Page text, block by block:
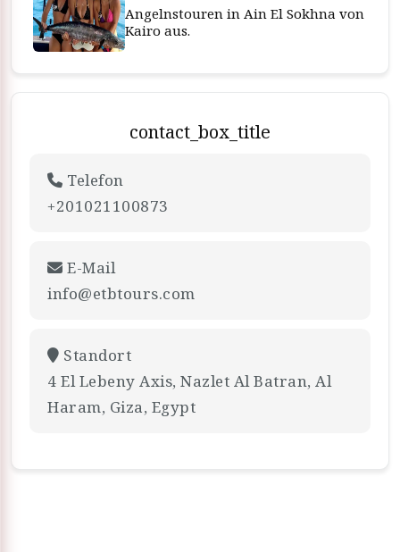
Angelnstouren in Ain El Sokhna von
Kairo aus.
contact_box_title
Telefon
+201021100873
E-Mail
info@etbtours.com
Standort
4 El Lebeny Axis, Nazlet Al Batran, Al
Haram, Giza, Egypt